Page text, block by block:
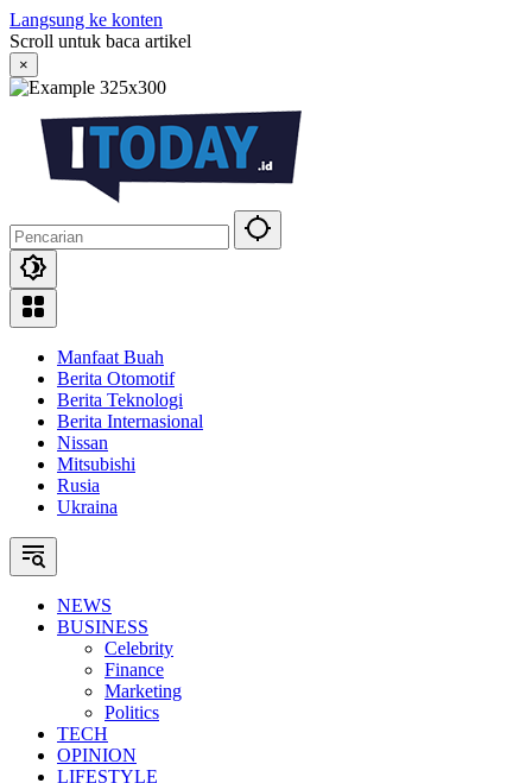
Langsung ke konten
Scroll untuk baca artikel
×
Manfaat Buah
Berita Otomotif
Berita Teknologi
Berita Internasional
Nissan
Mitsubishi
Rusia
Ukraina
NEWS
BUSINESS
Celebrity
Finance
Marketing
Politics
TECH
OPINION
LIFESTYLE